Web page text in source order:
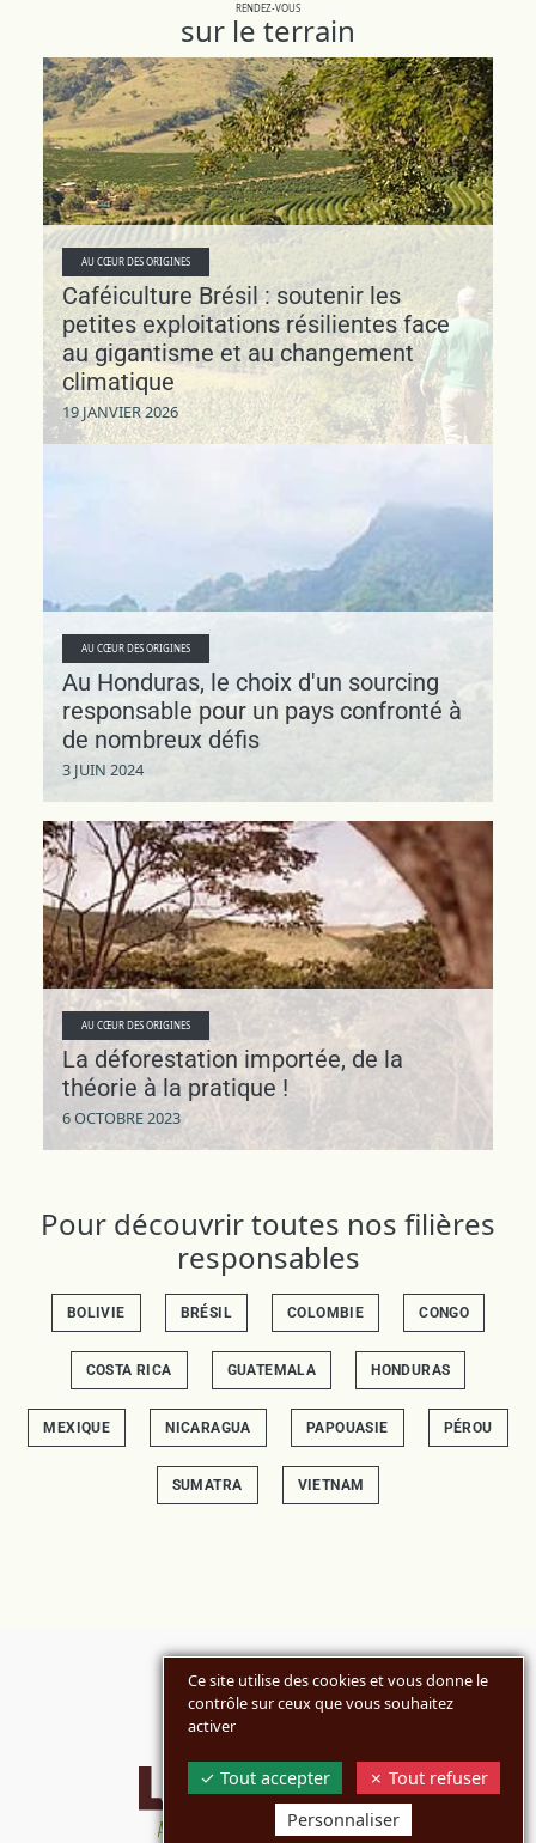
RENDEZ-VOUS
sur le terrain
AU CŒUR DES ORIGINES
Caféiculture Brésil : soutenir les
petites exploitations résilientes face
au gigantisme et au changement
climatique
19 JANVIER 2026
AU CŒUR DES ORIGINES
Au Honduras, le choix d'un sourcing
responsable pour un pays confronté à
de nombreux défis
3 JUIN 2024
AU CŒUR DES ORIGINES
La déforestation importée, de la
théorie à la pratique !
6 OCTOBRE 2023
Pour découvrir toutes nos filières
responsables
BOLIVIE BRÉSIL COLOMBIE CONGO
COSTA RICA GUATEMALA HONDURAS
MEXIQUE NICARAGUA PAPOUASIE PÉROU
SUMATRA VIETNAM
Ce site utilise des cookies et vous donne le
contrôle sur ceux que vous souhaitez
activer
Tout accepter
Tout refuser
Personnaliser